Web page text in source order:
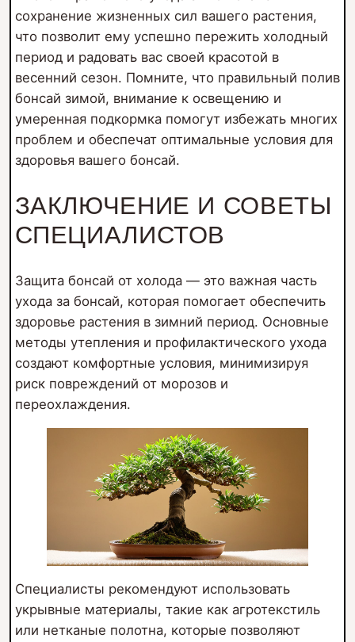
сохранение жизненных сил вашего растения,
что позволит ему успешно пережить холодный
период и радовать вас своей красотой в
весенний сезон. Помните, что правильный полив
бонсай зимой, внимание к освещению и
умеренная подкормка помогут избежать многих
проблем и обеспечат оптимальные условия для
здоровья вашего бонсай.
ЗАКЛЮЧЕНИЕ И СОВЕТЫ
СПЕЦИАЛИСТОВ
Защита бонсай от холода — это важная часть
ухода за бонсай, которая помогает обеспечить
здоровье растения в зимний период. Основные
методы утепления и профилактического ухода
создают комфортные условия, минимизируя
риск повреждений от морозов и
переохлаждения.
Специалисты рекомендуют использовать
укрывные материалы, такие как агротекстиль
или нетканые полотна, которые позволяют